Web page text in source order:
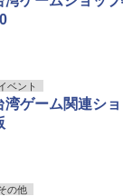
ベント
湾ゲーム関連シ
の他